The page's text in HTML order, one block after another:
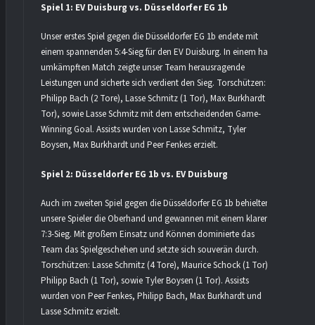
Spiel 1: EV Duisburg vs. Düsseldorfer EG 1b
Unser erstes Spiel gegen die Düsseldorfer EG 1b endete mit
einem spannenden 5:4-Sieg für den EV Duisburg. In einem hart
umkämpften Match zeigte unser Team herausragende
Leistungen und sicherte sich verdient den Sieg. Torschützen:
Philipp Bach (2 Tore), Lasse Schmitz (1 Tor), Max Burkhardt (1
Tor), sowie Lasse Schmitz mit dem entscheidenden Game-
Winning Goal. Assists wurden von Lasse Schmitz, Tyler
Boysen, Max Burkhardt und Peer Fenkes erzielt.
Spiel 2: Düsseldorfer EG 1b vs. EV Duisburg
Auch im zweiten Spiel gegen die Düsseldorfer EG 1b behielten
unsere Spieler die Oberhand und gewannen mit einem klaren
7:3-Sieg. Mit großem Einsatz und Können dominierte das
Team das Spielgeschehen und setzte sich souverän durch.
Torschützen: Lasse Schmitz (4 Tore), Maurice Schock (1 Tor),
Philipp Bach (1 Tor), sowie Tyler Boysen (1 Tor). Assists
wurden von Peer Fenkes, Philipp Bach, Max Burkhardt und
Lasse Schmitz erzielt.